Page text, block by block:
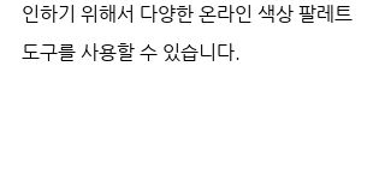
인하기 위해서 다양한 온라인 색상 팔레트
도구를 사용할 수 있습니다.